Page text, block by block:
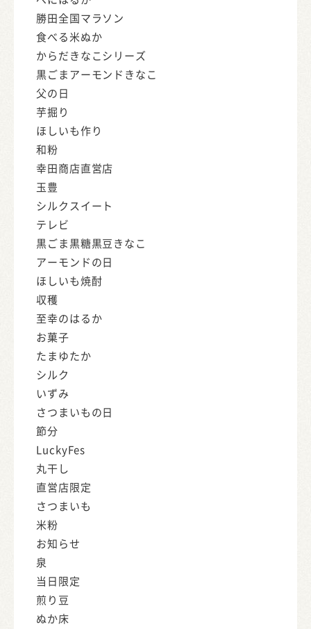
勝田全国マラソン
食べる米ぬか
からだきなこシリーズ
黒ごまアーモンドきなこ
父の日
芋掘り
ほしいも作り
和粉
幸田商店直営店
玉豊
シルクスイート
テレビ
黒ごま黒糖黒豆きなこ
アーモンドの日
ほしいも焼酎
収穫
至幸のはるか
お菓子
たまゆたか
シルク
いずみ
さつまいもの日
節分
LuckyFes
丸干し
直営店限定
さつまいも
米粉
お知らせ
泉
当日限定
煎り豆
ぬか床